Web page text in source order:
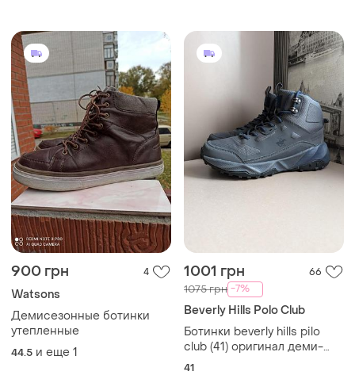
900 грн 4
Watsons
Демисезонные ботинки
утепленные
44.5 и еще 1
1001 грн 66
1075 грн -7%
Beverly Hills Polo Club
Ботинки beverly hills pilo
club (41) оригинал деми-
зима мужские трекинговые
41